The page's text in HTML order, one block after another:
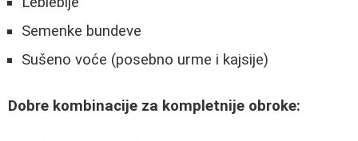
Semenke bundeve
Sušeno voće (posebno urme i kajsije)
Dobre kombinacije za kompletnije obroke: